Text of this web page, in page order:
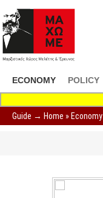
ECONOMY POLICY
Guide → Home » Economy